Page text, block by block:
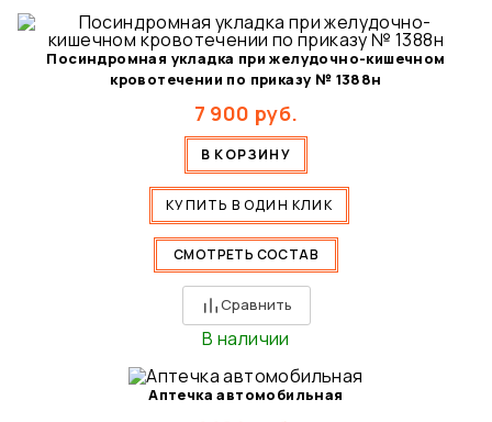
Посиндромная укладка при желудочно-кишечном
кровотечении по приказу № 1388н
7 900 руб.
В КОРЗИНУ
КУПИТЬ В ОДИН КЛИК
СМОТРЕТЬ СОСТАВ
Сравнить
В наличии
Аптечка автомобильная